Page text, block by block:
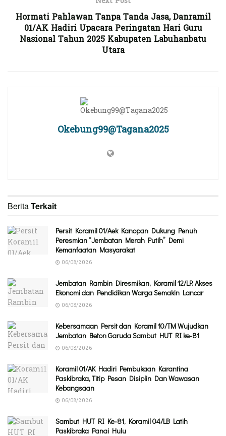
Hormati Pahlawan Tanpa Tanda Jasa, Danramil
01/AK Hadiri Upacara Peringatan Hari Guru
Nasional Tahun 2025 Kabupaten Labuhanbatu
Utara
Okebung99@Tagana2025
BeritaTerkait
Persit Koramil 01/Aek Kanopan Dukung Penuh
Peresmian “Jembatan Merah Putih” Demi
Kemanfaatan Masyarakat
06/08/2026
Jembatan Rambin Diresmikan, Koramil 12/LP: Akses
Ekonomi dan Pendidikan Warga Semakin Lancar
06/08/2026
Kebersamaan Persit dan Koramil 10/TM Wujudkan
Jembatan Beton Garuda Sambut HUT RI ke-81
06/08/2026
Koramil 01/AK Hadiri Pembukaan Karantina
Paskibraka, Titip Pesan Disiplin Dan Wawasan
Kebangsaan
06/08/2026
Sambut HUT RI Ke-81, Koramil 04/LB Latih
Paskibraka Panai Hulu